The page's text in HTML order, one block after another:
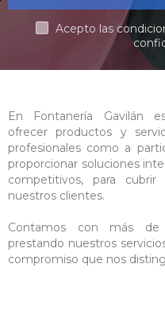
Acepto las
En Fontanería Gavilán
ofrecer productos y
profesionales como a
proporcionar soluciones
competitivos, para
nuestros clientes.
Contamos con más
prestando nuestros
compromiso que nos